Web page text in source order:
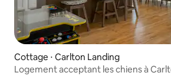
Cottage ⋅ Carlton Landing
Logement acceptant les chiens à